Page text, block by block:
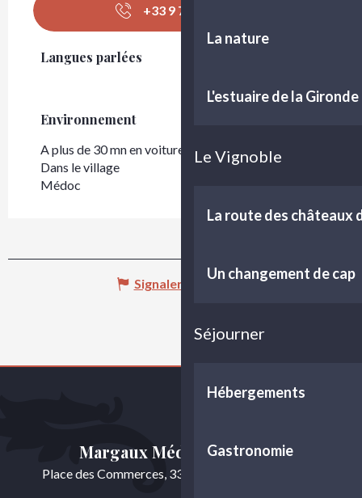
La nature
L'estuaire de la Gironde
Le Vignoble
La route des châteaux
Un changement de cap
Séjourner
Hébergements
Gastronomie
+33 9 73 36 05
Langues parlées
Langues parlées
Environnement
Environnement
A plus de 30 mn en voiture depuis Bordeaux
Dans le village
Médoc
Signaler une erreur
Margaux Médoc Tourisme
Place des Commerces, 33460 Cussac-Fort-Médoc